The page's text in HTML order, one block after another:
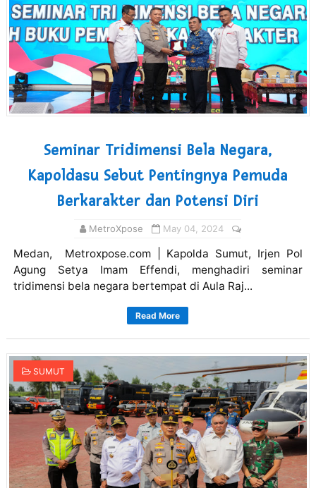
Seminar Tridimensi Bela Negara,
Kapoldasu Sebut Pentingnya Pemuda
Berkarakter dan Potensi Diri
MetroXpose May 04, 2024
Medan, Metroxpose.com | Kapolda Sumut, Irjen Pol
Agung Setya Imam Effendi, menghadiri seminar
tridimensi bela negara bertempat di Aula Raj...
Read More
SUMUT